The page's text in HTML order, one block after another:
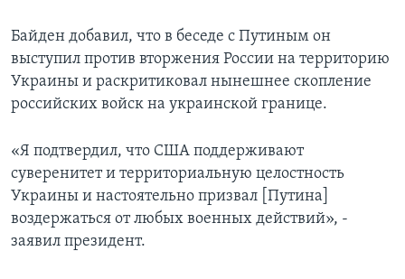
Байден добавил, что в беседе с Путиным он
выступил против вторжения России на территорию
Украины и раскритиковал нынешнее скопление
российских войск на украинской границе.
«Я подтвердил, что США поддерживают
суверенитет и территориальную целостность
Украины и настоятельно призвал [Путина]
воздержаться от любых военных действий», -
заявил президент.